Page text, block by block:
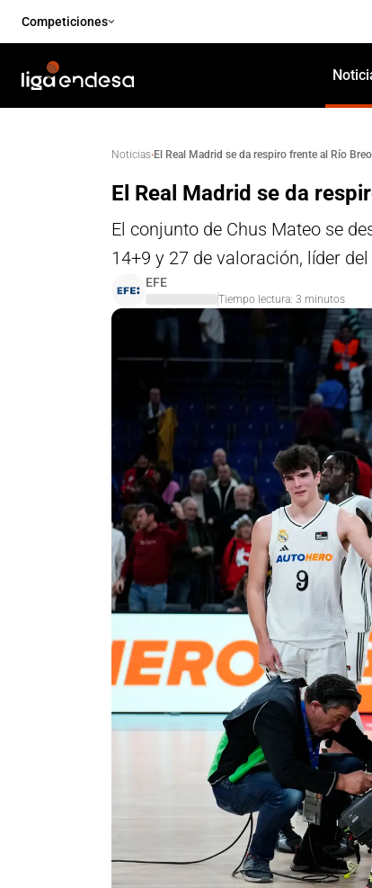
Competiciones
Noticias·El Real Madrid se da respiro frente al Río
El Real Madrid se da
El conjunto de Chus Mateo se
14+9 y 27 de valoración, líder
EFE
Tiempo lectura: 3 minutos